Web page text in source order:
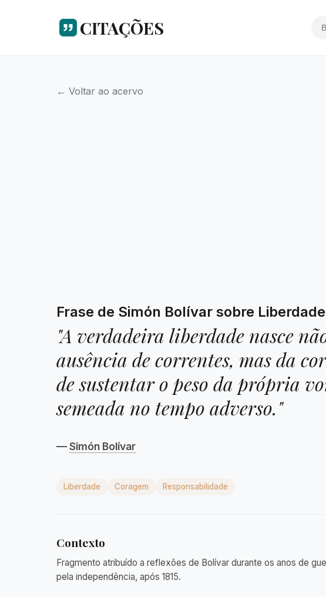
CITAÇÕES
← Voltar ao acervo
Frase de Simón Bolívar sobre Liberdade
"A verdadeira liberdade nasce
ausência de correntes, mas da
de sustentar o peso da própria
semeada no tempo adverso."
—Simón Bolívar
Liberdade Coragem Responsabilidade
Contexto
Fragmento atribuído a reflexões de Bolívar durante os anos de
pela independência, após 1815.